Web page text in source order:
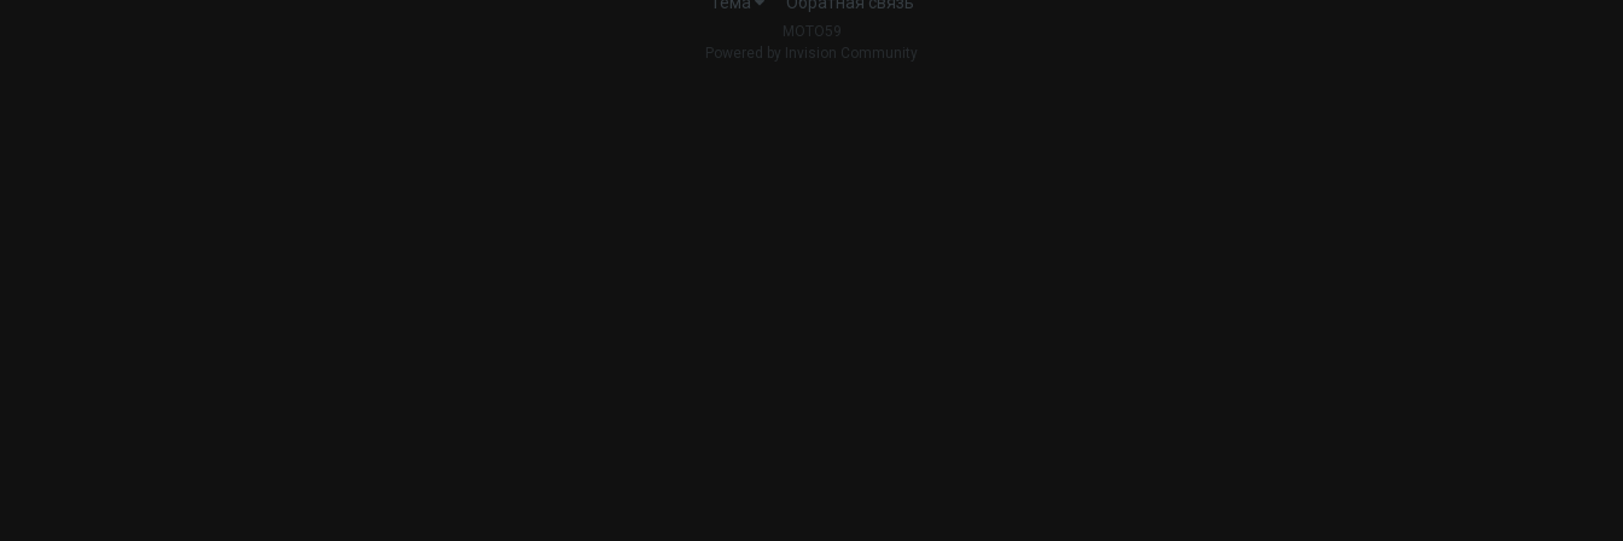
MOTO59
Powered by Invision Community